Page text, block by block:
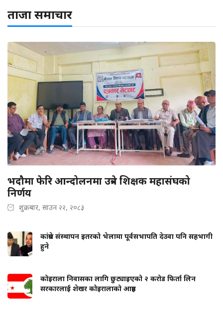
ताजा समाचार
भदौमा फेरि आन्दोलनमा उत्रने शिक्षक महासंघको
निर्णय
शुक्रबार, साउन २२, २०८३
कांग्रेस संस्थापन इतरको भेलामा पूर्वसभापति देउवा पनि सहभागी
हुने
कोइराला निवासका लागि छुट्याइएको २ करोड फिर्ता लिन
सरकारलाई शेखर कोइरालाको आग्रह